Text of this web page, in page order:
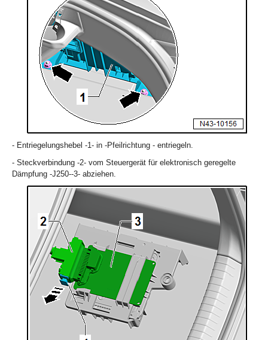
- Entriegelungshebel -1- in -Pfeilrichtung - entriegeln.
- Steckverbindung -2- vom Steuergerät für elektronisch geregelte
Dämpfung -J250--3- abziehen.